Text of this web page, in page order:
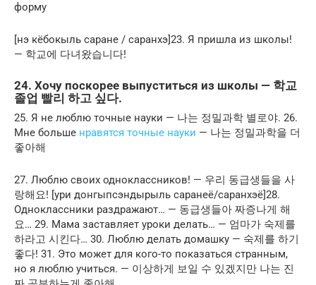
форму
[нэ кёбокыль саране / саранхэ]23. Я пришла из школы!
— 학교에 다녀왔습니다!
24. Хочу поскорее выпуститься из школы — 학교
졸업 빨리 하고 싶다.
25. Я не люблю точные науки — 나는 정밀과학 별로야. 26.
Мне больше нравятся точные науки — 나는 정밀과학을 더
좋아해
27. Люблю своих одноклассников! — 우리 동급생들을 사
랑해요! [ури донгыпсэндырыль саранеё/саранхэё]28.
Одноклассники раздражают… — 동급생들아 짜증나게 해
요… 29. Мама заставляет уроки делать… — 엄마가 숙제를
하라고 시킨다… 30. Люблю делать домашку — 숙제를 하기
좋다! 31. Это может для кого-то показаться странным,
но я люблю учиться. — 이상하게 보일 수 있겠지만 나는 진